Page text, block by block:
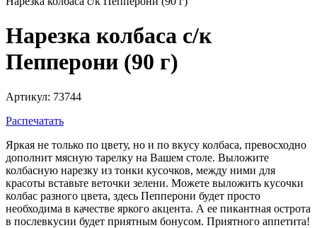
Нарезка колбаса с/к
Пепперони (90 г)
Артикул: 73744
Распечатать
Яркая не только по цвету, но и по вкусу колбаса, превосходно
дополнит мясную тарелку на Вашем столе. Выложите
колбасную нарезку из тонки кусочков, между ними для
красоты вставьте веточки зелени. Можете выложить кусочки
колбас разного цвета, здесь Пепперони будет просто
необходима в качестве яркого акцента. А ее пикантная острота
в послевкусии будет приятным бонусом. Приятного аппетита!